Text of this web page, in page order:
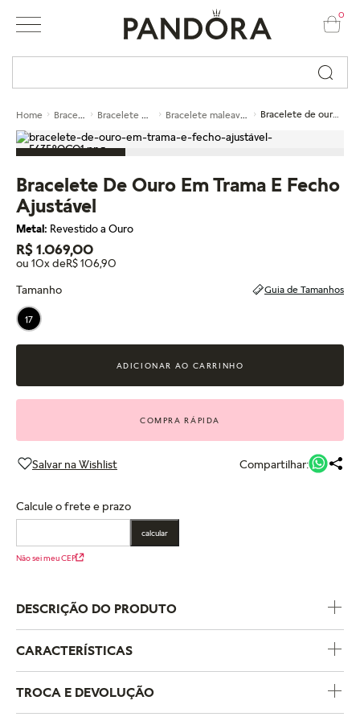
0
Busque por nome ou código...
Home Bracelete maleavel em ouro Bracelete de ouro em trama e fecho ajustável
Bracelete De Ouro Em Trama E Fecho
Ajustável
Metal: Revestido a Ouro
R$ 1.069,00
ou 10x deR$ 106,90
Tamanho
Guia de Tamanhos
17
ADICIONAR AO CARRINHO
COMPRA RÁPIDA
Compartilhar:
Calcule o frete e prazo
calcular
Não sei meu CEP
DESCRIÇÃO DO PRODUTO
CARACTERÍSTICAS
Coleção
Pandora Moments
TROCA E DEVOLUÇÃO